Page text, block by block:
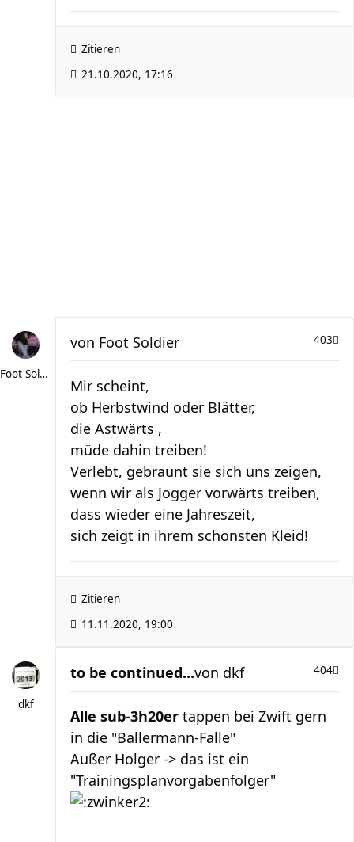
Zitieren
21.10.2020, 17:16
Foot Soldier
403
von Foot Soldier
Mir scheint,
ob Herbstwind oder Blätter,
die Astwärts ,
müde dahin treiben!
Verlebt, gebräunt sie sich uns zeigen,
wenn wir als Jogger vorwärts treiben,
dass wieder eine Jahreszeit,
sich zeigt in ihrem schönsten Kleid!
Zitieren
11.11.2020, 19:00
dkf
to be continued... 404
von dkf
Alle sub-3h20er tappen bei Zwift gern
in die "Ballermann-Falle"
Außer Holger -> das ist ein
"Trainingsplanvorgabenfolger"